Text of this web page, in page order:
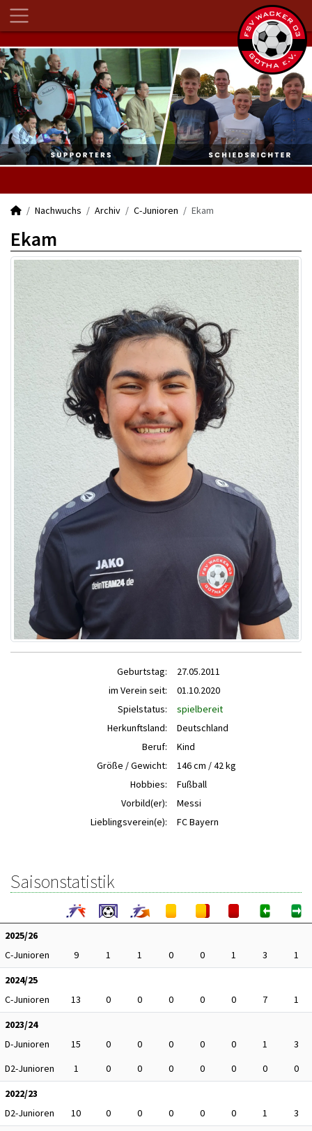
Nachwuchs Archiv C-Junioren Ekam
Ekam
Geburtstag:
27.05.2011
im Verein seit:
01.10.2020
Spielstatus:
spielbereit
Herkunftsland:
Deutschland
Beruf:
Kind
Größe / Gewicht:
146 cm / 42 kg
Hobbies:
Fußball
Vorbild(er):
Messi
Lieblingsverein(e):
FC Bayern
Saisonstatistik
2025/26
C-Junioren
9 1 1 0 0 1 3
1
2024/25
C-Junioren
13 0 0 0 0 0 7
1
2023/24
D-Junioren
15 0 0 0 0 0 1
3
D2-Junioren
1 0 0 0 0 0 0
0
2022/23
D2-Junioren
10 0 0 0 0 0 1
3